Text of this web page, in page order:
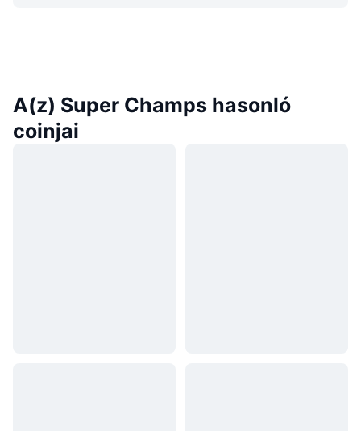
A(z) Super Champs hasonló
coinjai